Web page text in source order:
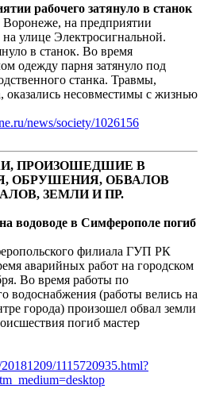
рабочего затянуло в станок
на предприятии
улице Электросигнальной.
в станок. Во время
одежду парня затянуло под
станка. Травмы,
несовместимы с жизнью
news/society/1026156
ПРОИЗОШЕДШИЕ В
ОБРУШЕНИЯ, ОБВАЛОВ
ЗЕМЛИ И ПР.
водоводе в Симферополе погиб
филиала ГУП РК
аварийных работ на городском
Во время работы по
водоснабжения (работы велись на
города) произошел обвал земли
погиб мастер
1115720935.html?